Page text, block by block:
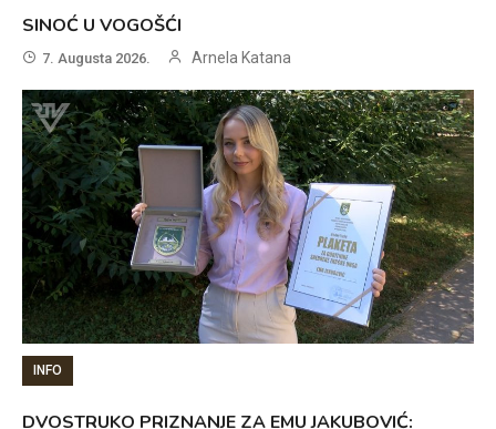
SINOĆ U VOGOŠĆI
7. Augusta 2026. Arnela Katana
INFO
DVOSTRUKO PRIZNANJE ZA EMU JAKUBOVIĆ: